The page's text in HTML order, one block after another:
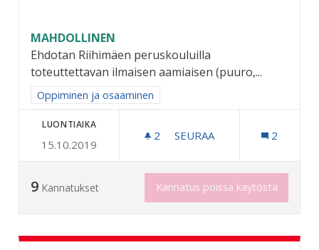
MAHDOLLINEN
Ehdotan Riihimäen peruskouluilla
toteuttettavan ilmaisen aamiaisen (puuro,...
Rajaa tulokset aihepiirin mukaan: Oppiminen ja osaaminen
Oppiminen ja osaaminen
LUONTIAIKA
15.10.2019
2 2 SEURAAJAA
SEURAA 2
9 Kannatukset Kannatus poissa käytöstä